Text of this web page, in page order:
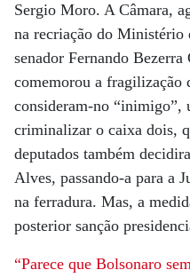
Sergio Moro. A Câmara,
na recriação do Ministério
senador Fernando
comemorou a fragilização
consideram-no “inimigo”,
criminalizar o caixa dois,
deputados também
Alves, passando-a para a
na ferradura. Mas, a
posterior sanção
“Parece que Bolsonaro